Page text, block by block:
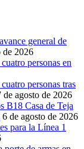
general de
de 2026
personas en
personas tras
de agosto de 2026
B18 Casa de Teja
6 de agosto de 2026
para la Línea 1